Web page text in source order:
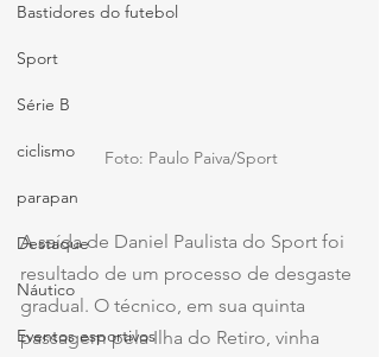
Bastidores do futebol
Sport
Série B
ciclismo
parapan
Destaque
Náutico
Eventos esportivos
Foto: Paulo Paiva/Sport
A saída de Daniel Paulista do Sport foi
resultado de um processo de desgaste
gradual. O técnico, em sua quinta
passagem pela Ilha do Retiro, vinha